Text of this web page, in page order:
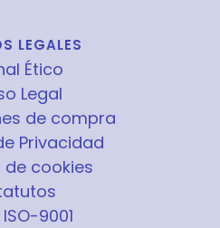
LEGALES
Ético
Legal
de compra
Privacidad
de cookies
9001